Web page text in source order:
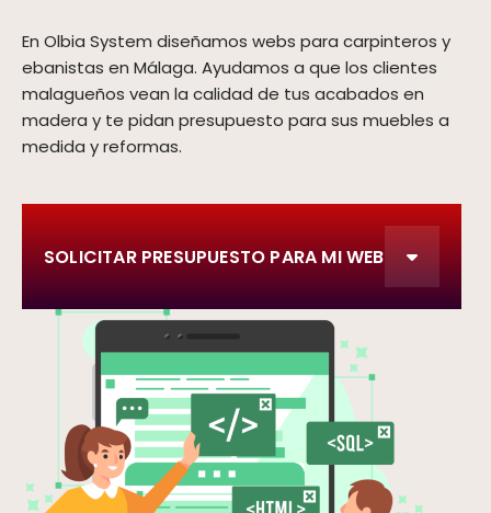
En Olbia System diseñamos webs para carpinteros y
ebanistas en Málaga. Ayudamos a que los clientes
malagueños vean la calidad de tus acabados en
madera y te pidan presupuesto para sus muebles a
medida y reformas.
SOLICITAR PRESUPUESTO PARA MI WEB